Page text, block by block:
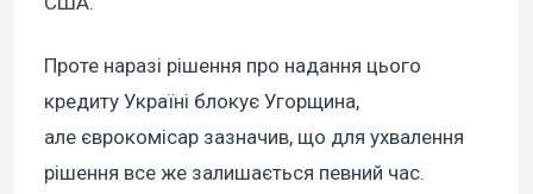
Проте наразі рішення про надання цього
кредиту Україні блокує Угорщина,
але єврокомісар зазначив, що для ухвалення
рішення все же залишається певний час.